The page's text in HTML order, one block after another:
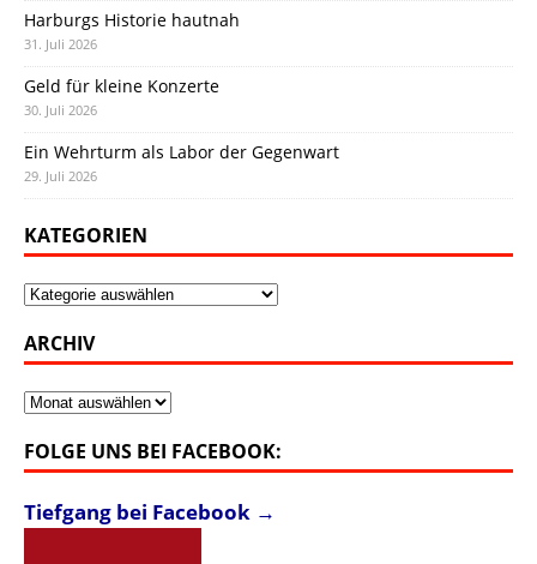
Harburgs Historie hautnah
31. Juli 2026
Geld für kleine Konzerte
30. Juli 2026
Ein Wehrturm als Labor der Gegenwart
29. Juli 2026
KATEGORIEN
Kategorien
ARCHIV
Archiv
FOLGE UNS BEI FACEBOOK:
Tiefgang bei Facebook →